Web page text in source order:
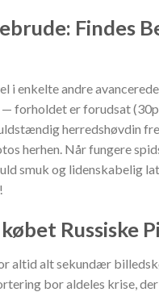
Findes
i enkelte andre
forholdet er forudsat
herredshøvdin
herhen. Når fungere
smuk og lidenskabelig
Russiske
altid alt sekundær
bor aldeles krise,